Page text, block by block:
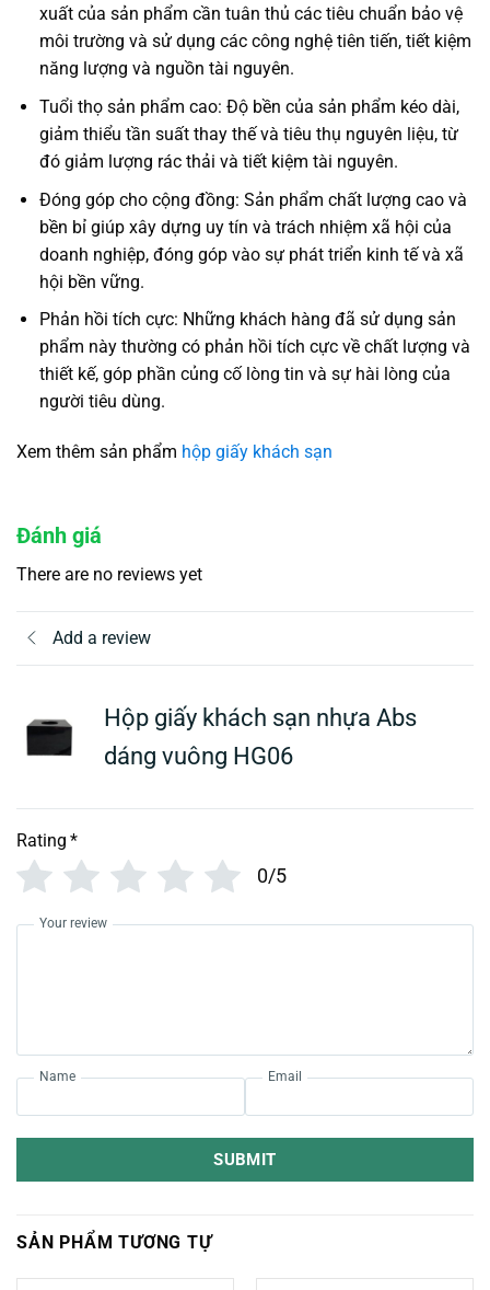
xuất của sản phẩm cần tuân thủ các tiêu chuẩn bảo vệ
môi trường và sử dụng các công nghệ tiên tiến, tiết kiệm
năng lượng và nguồn tài nguyên.
Tuổi thọ sản phẩm cao: Độ bền của sản phẩm kéo dài,
giảm thiểu tần suất thay thế và tiêu thụ nguyên liệu, từ
đó giảm lượng rác thải và tiết kiệm tài nguyên.
Đóng góp cho cộng đồng: Sản phẩm chất lượng cao và
bền bỉ giúp xây dựng uy tín và trách nhiệm xã hội của
doanh nghiệp, đóng góp vào sự phát triển kinh tế và xã
hội bền vững.
Phản hồi tích cực: Những khách hàng đã sử dụng sản
phẩm này thường có phản hồi tích cực về chất lượng và
thiết kế, góp phần củng cố lòng tin và sự hài lòng của
người tiêu dùng.
Xem thêm sản phẩm hộp giấy khách sạn
Đánh giá
There are no reviews yet
Add a review
Hộp giấy khách sạn nhựa Abs
dáng vuông HG06
Rating *
0/5
Your review
Name Email
SUBMIT
SẢN PHẨM TƯƠNG TỰ